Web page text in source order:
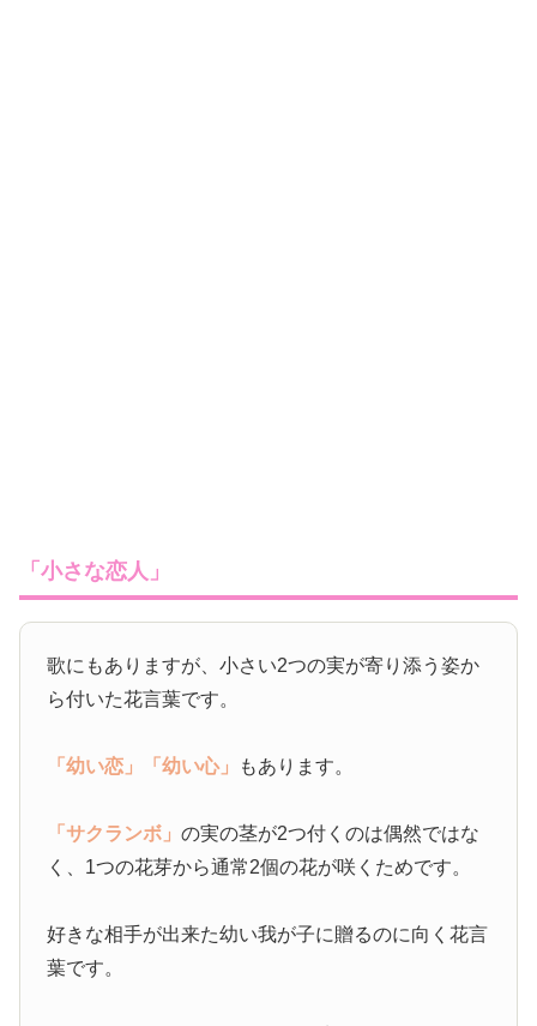
「小さな恋人」
歌にもありますが、小さい2つの実が寄り添う姿か
ら付いた花言葉です。
「幼い恋」 「幼い心」 もあります。
「サクランボ」の実の茎が2つ付くのは偶然ではな
く、1つの花芽から通常2個の花が咲くためです。
好きな相手が出来た幼い我が子に贈るのに向く花言
葉です。